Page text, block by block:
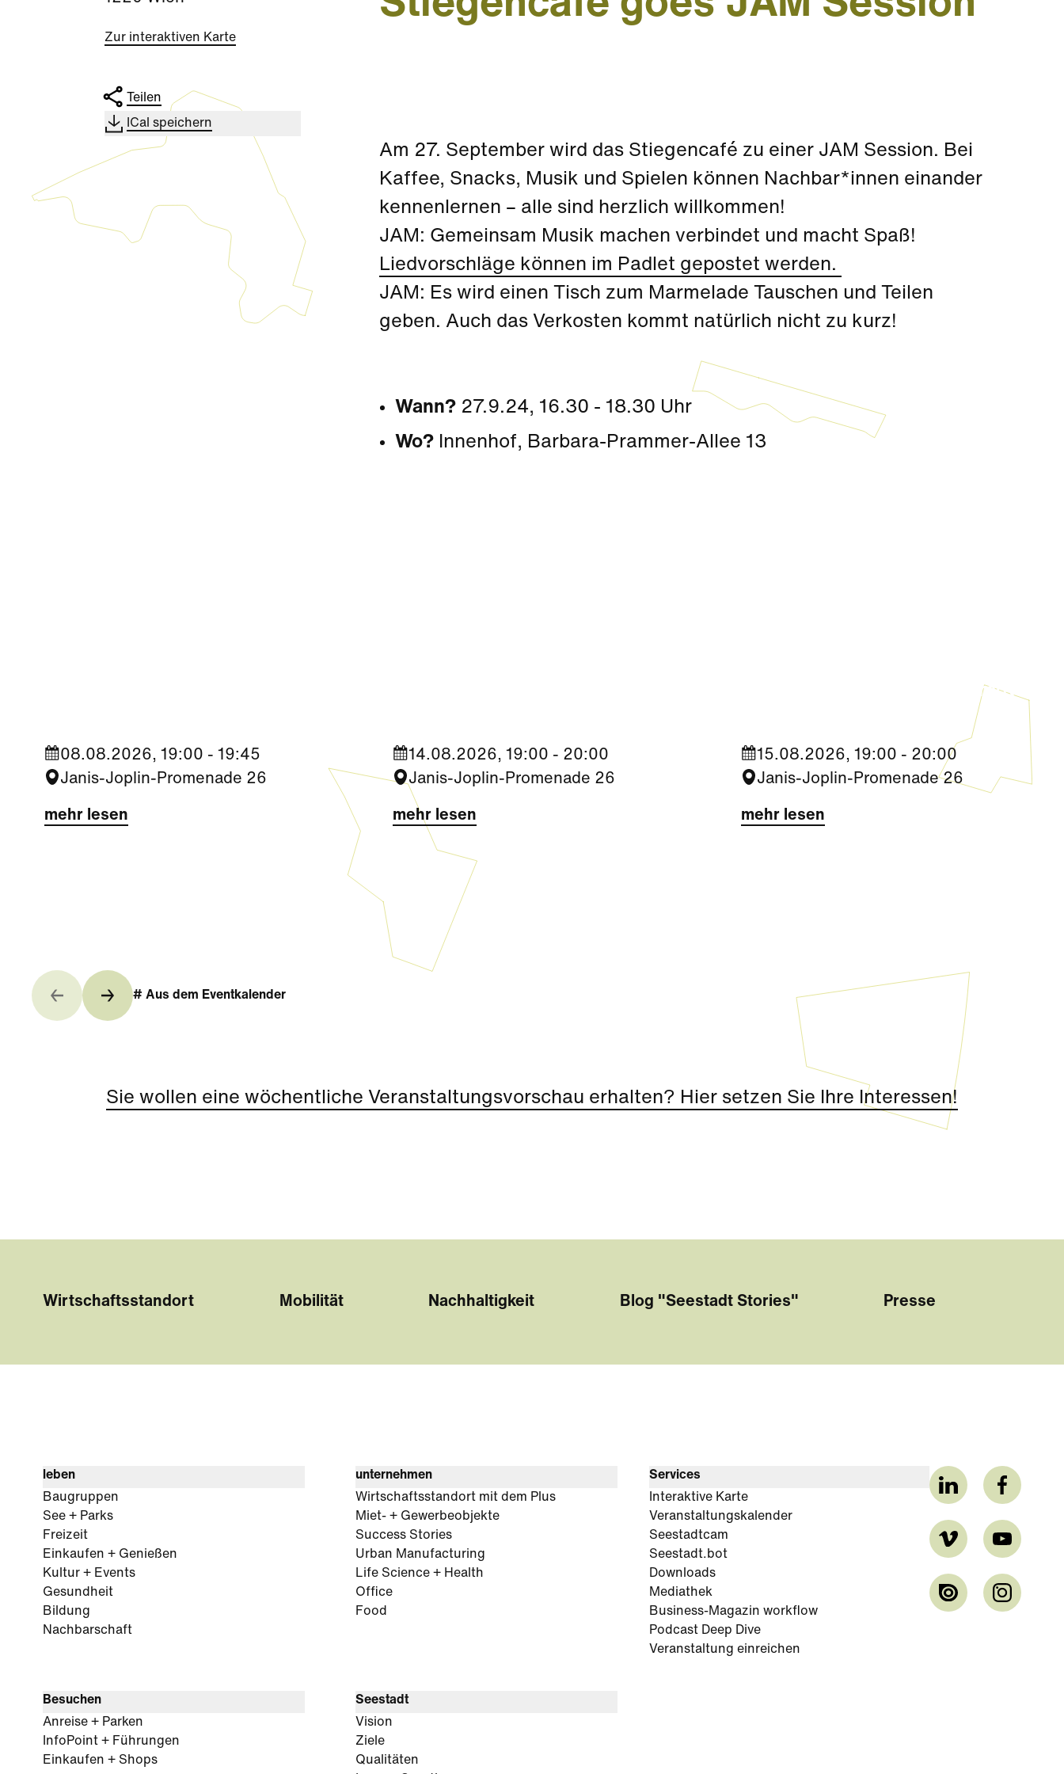
Zur interaktiven Karte
Teilen
ICal speichern
Am 27. September wird das Stiegencafé zu einer JAM Session. Bei
Kaffee, Snacks, Musik und Spielen können Nachbar*innen einander
kennenlernen – alle sind herzlich willkommen!
JAM: Gemeinsam Musik machen verbindet und macht Spaß!
Liedvorschläge können im Padlet gepostet werden.
JAM: Es wird einen Tisch zum Marmelade Tauschen und Teilen
geben. Auch das Verkosten kommt natürlich nicht zu kurz!
Wann? 27.9.24, 16.30 - 18.30 Uhr
Wo? Innenhof, Barbara-Prammer-Allee 13
08.08.2026, 19:00 - 19:45
Janis-Joplin-Promenade 26
mehr lesen
14.08.2026, 19:00 - 20:00
Janis-Joplin-Promenade 26
mehr lesen
Seestadt Stars | Ceri Hall Brady
15.08.2026, 19:00 - 20:00
Janis-Joplin-Promenade 26
mehr lesen
# Aus dem Eventkalender
Sie wollen eine wöchentliche Veranstaltungsvorschau erhalten? Hier setzen Sie Ihre Interessen!
Wirtschaftsstandort Mobilität Nachhaltigkeit Blog "Seestadt Stories" Presse
leben
Baugruppen
See + Parks
Freizeit
Einkaufen + Genießen
Kultur + Events
Gesundheit
Bildung
Nachbarschaft
unternehmen
Wirtschaftsstandort mit dem Plus
Miet- + Gewerbeobjekte
Success Stories
Urban Manufacturing
Life Science + Health
Office
Food
Besuchen
Anreise + Parken
InfoPoint + Führungen
Einkaufen + Shops
Seestadt
Vision
Ziele
Qualitäten
Services
Interaktive Karte
Veranstaltungskalender
Seestadtcam
Seestadt.bot
Downloads
Mediathek
Business-Magazin workflow
Podcast Deep Dive
Veranstaltung einreichen